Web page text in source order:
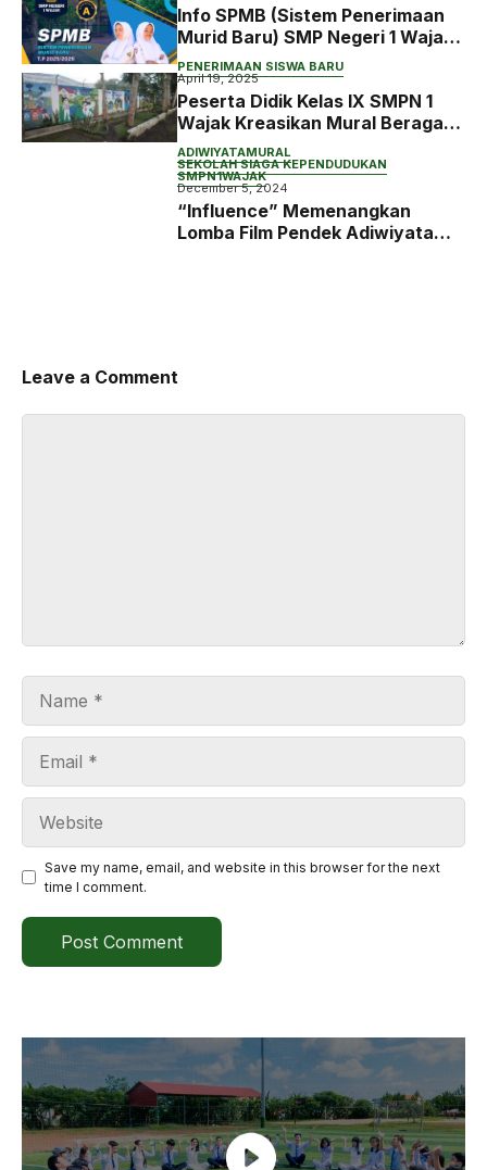
Info SPMB (Sistem Penerimaan
Murid Baru) SMP Negeri 1 Wajak
Tahun Ajaran 2025/2026
PENERIMAAN SISWA BARU
April 19, 2025
Peserta Didik Kelas IX SMPN 1
Wajak Kreasikan Mural Beragam
Tema
ADIWIYATAMURAL
SEKOLAH SIAGA KEPENDUDUKAN
SMPN1WAJAK
December 5, 2024
“Influence” Memenangkan
Lomba Film Pendek Adiwiyata
Leave a Comment
Save my name, email, and website in this browser for the next
time I comment.